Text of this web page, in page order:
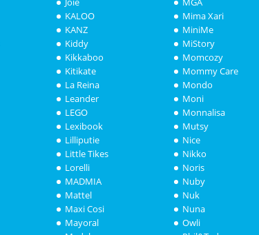
KALOO
KANZ
Kiddy
Kikkaboo
Kitikate
La Reina
Leander
LEGO
Lexibook
Lilliputie
Little Tikes
Lorelli
MADMIA
Mattel
Maxi Cosi
Mayoral
Mima Xari
MiniMe
MiStory
Momcozy
Mommy Care
Mondo
Moni
Monnalisa
Mutsy
Nice
Nikko
Noris
Nuby
Nuk
Nuna
Owli